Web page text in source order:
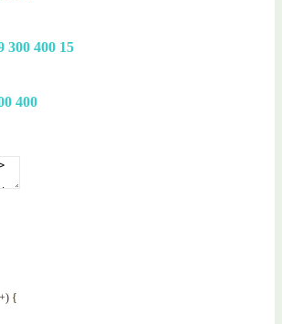
300 400 15
400
) {